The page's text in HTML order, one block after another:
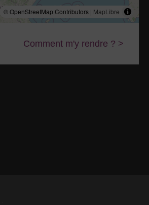
© OpenStreetMap Contributors | MapLibre
Comment m'y rendre ? >